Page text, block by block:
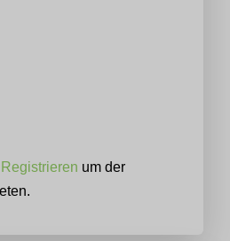
Registrieren um der